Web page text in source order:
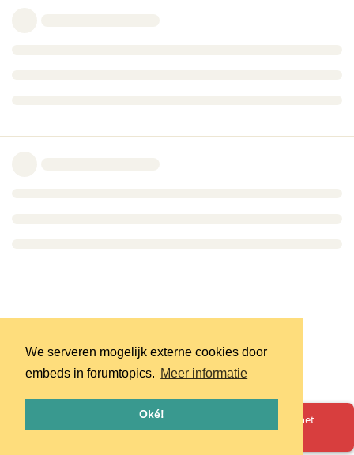
We serveren mogelijk externe cookies door
embeds in forumtopics. Meer informatie
Oké!
Oeps! Er is iets misgegaan. Herlaad de pagina en probeer het
opnieuw.